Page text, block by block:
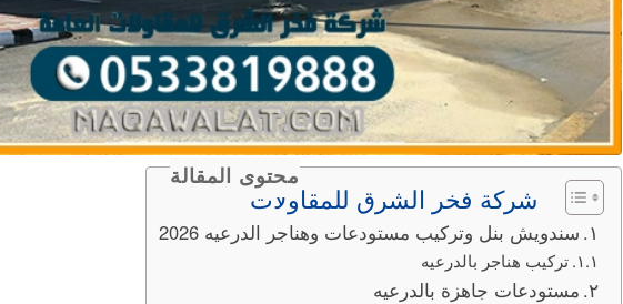
محتوى المقالة
شركة فخر الشرق للمقاولات
سندويش بنل وتركيب مستودعات وهناجر الدرعيه 2026
تركيب هناجر بالدرعيه
مستودعات جاهزة بالدرعيه